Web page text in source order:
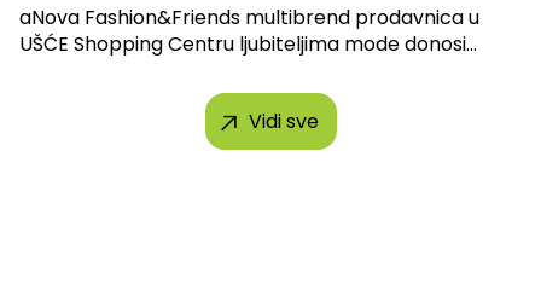
aNova Fashion&Friends multibrend prodavnica u
UŠĆE Shopping Centru ljubiteljima mode donosi...
Vidi sve